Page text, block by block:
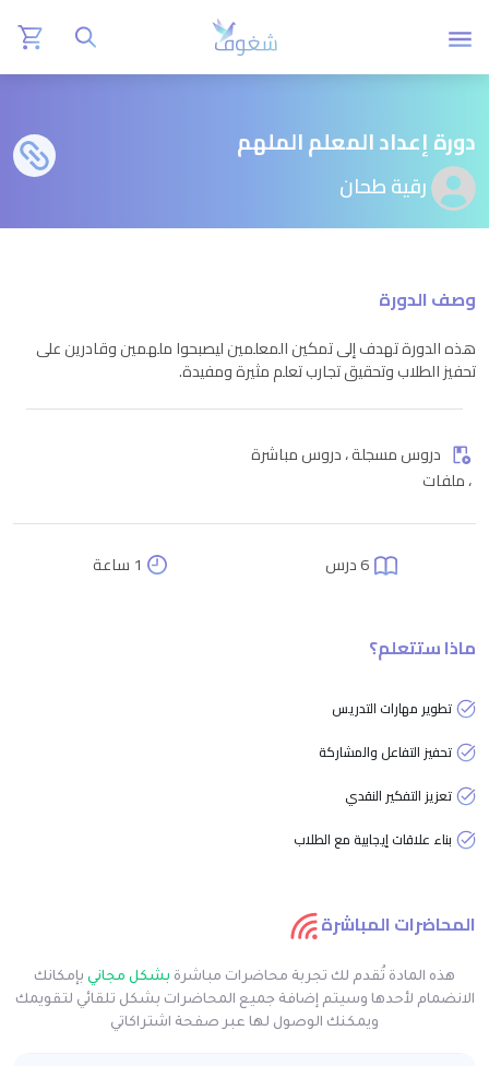
دورة إعداد المعلم الملهم
رقية طحان
وصف الدورة
هذه الدورة تهدف إلى تمكين المعلمين ليصبحوا ملهمين وقادرين على
تحفيز الطلاب وتحقيق تجارب تعلم مثيرة ومفيدة.
دروس مسجلة ، دروس مباشرة
، ملفات
6 درس 1 ساعة
ماذا ستتعلم؟
تطوير مهارات التدريس
تحفيز التفاعل والمشاركة
تعزيز التفكير النقدي
بناء علاقات إيجابية مع الطلاب
المحاضرات المباشرة
هذه المادة تُقدم لك تجربة محاضرات مباشرة بشكل مجاني بإمكانك
الانضمام لأحدها وسيتم إضافة جميع المحاضرات بشكل تلقائي لتقويمك
ويمكنك الوصول لها عبر صفحة اشتراكاتي